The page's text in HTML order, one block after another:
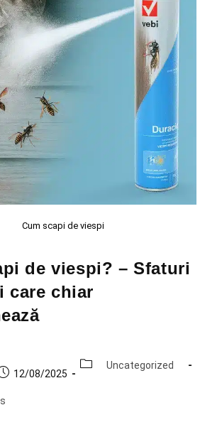
Cum scapi de viespi
de viespi? – Sfaturi
care chiar
12/08/2025
Uncategorized